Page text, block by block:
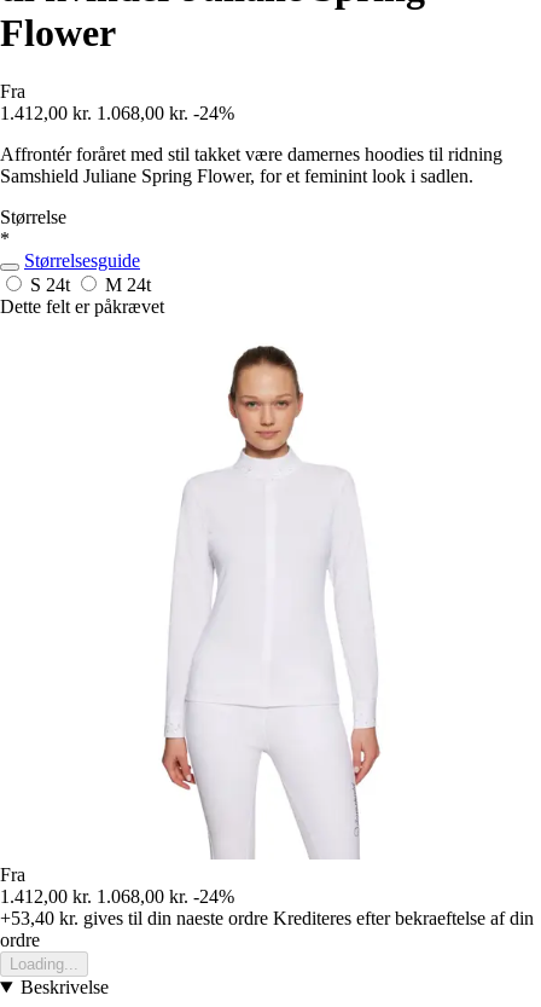
Flower
Fra
1.412,00 kr. 1.068,00 kr. -24%
Affrontér foråret med stil takket være damernes hoodies til ridning
Samshield Juliane Spring Flower, for et feminint look i sadlen.
Størrelse
*
Størrelsesguide
S 24t M 24t
Dette felt er påkrævet
Fra
1.412,00 kr. 1.068,00 kr. -24%
+53,40 kr. gives til din naeste ordre Krediteres efter bekraeftelse af din
ordre
Loading...
Beskrivelse